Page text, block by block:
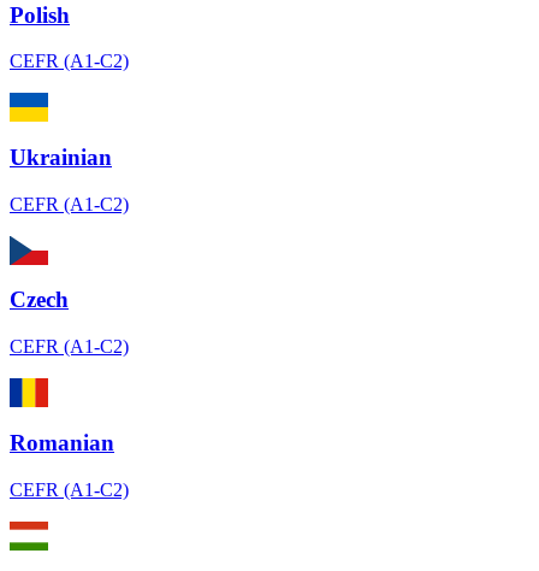
Polish
CEFR (A1-C2)
Ukrainian
CEFR (A1-C2)
Czech
CEFR (A1-C2)
Romanian
CEFR (A1-C2)